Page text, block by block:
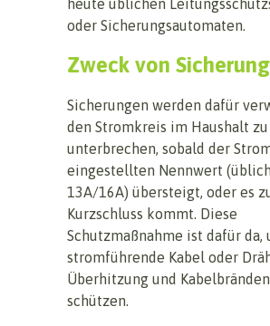
heute üblichen
oder Sicherungsautomaten.
Zweck von
Sicherungen werden dafür
den Stromkreis im Haushalt zu
unterbrechen, sobald der
eingestellten Nennwert
13A/16A) übersteigt, oder es
Kurzschluss kommt. Diese
Schutzmaßnahme ist dafür da,
stromführende Kabel oder
Überhitzung und
schützen.